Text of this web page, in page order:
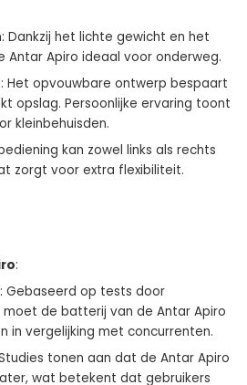
Dankzij het lichte gewicht en het
Apiro ideaal voor onderweg.
: Het opvouwbare ontwerp bespaart
opslag. Persoonlijke ervaring toont
kleinbehuisden.
kan zowel links als rechts
zorgt voor extra flexibiliteit.
:
: Gebaseerd op tests door
de batterij van de Antar Apiro
in vergelijking met concurrenten.
tonen aan dat de Antar Apiro
wat betekent dat gebruikers